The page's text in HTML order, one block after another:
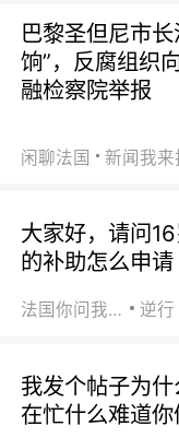
巴黎圣但尼市长
饷”，反腐组织
融检察院举报
闲聊法国 新闻我来
大家好，请问
的补助怎么申请
法国你问我答 逆行
我发个帖子为
在忙什么难道你